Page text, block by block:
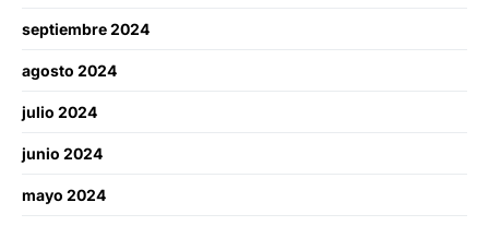
septiembre 2024
agosto 2024
julio 2024
junio 2024
mayo 2024